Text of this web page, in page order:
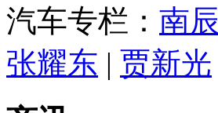
汽车专栏： 南辰
张耀东 | 贾新光